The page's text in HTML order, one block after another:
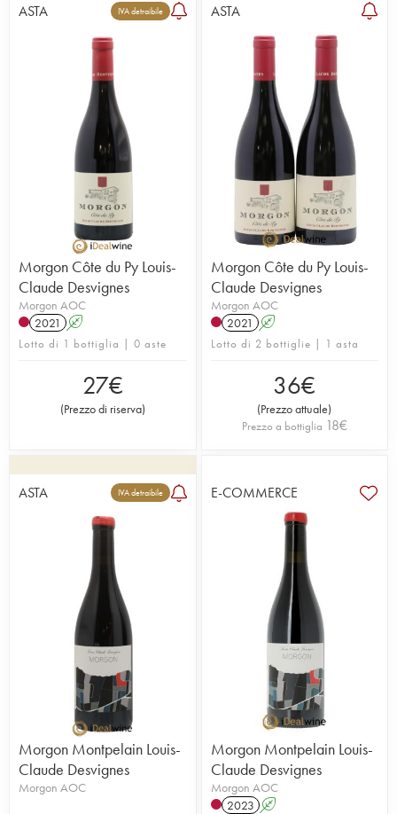
ASTA IVA detraibile
Morgon Côte du Py Louis-
Claude Desvignes
Morgon AOC
2021
A
Lotto di 1 bottiglia | 0 aste
27€
(Prezzo di riserva)
ASTA
Morgon Côte du Py Louis-
Claude Desvignes
Morgon AOC
2021 A
Lotto di 2 bottiglie | 1 asta
36€
(Prezzo attuale)
Prezzo a bottiglia 18€
ASTA IVA detraibile
Morgon Montpelain Louis-
Claude Desvignes
Morgon AOC
E-COMMERCE
Morgon Montpelain Louis-
Claude Desvignes
Morgon AOC
2023 A